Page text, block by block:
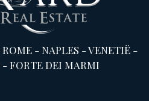
ROME-NAPLES -VENETIË-
-FORTE DEI MARMI